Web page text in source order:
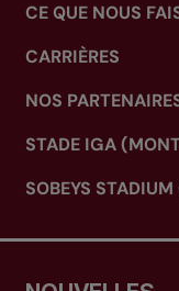
CE QUE NOUS
CARRIÈRES
NOS
STADE IGA
SOBEYS